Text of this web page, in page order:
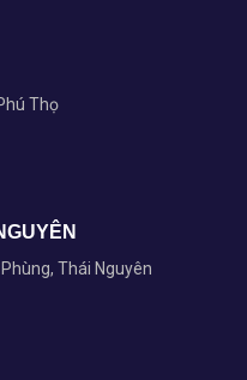
Thọ
Thái Nguyên
Giao thông vận tải